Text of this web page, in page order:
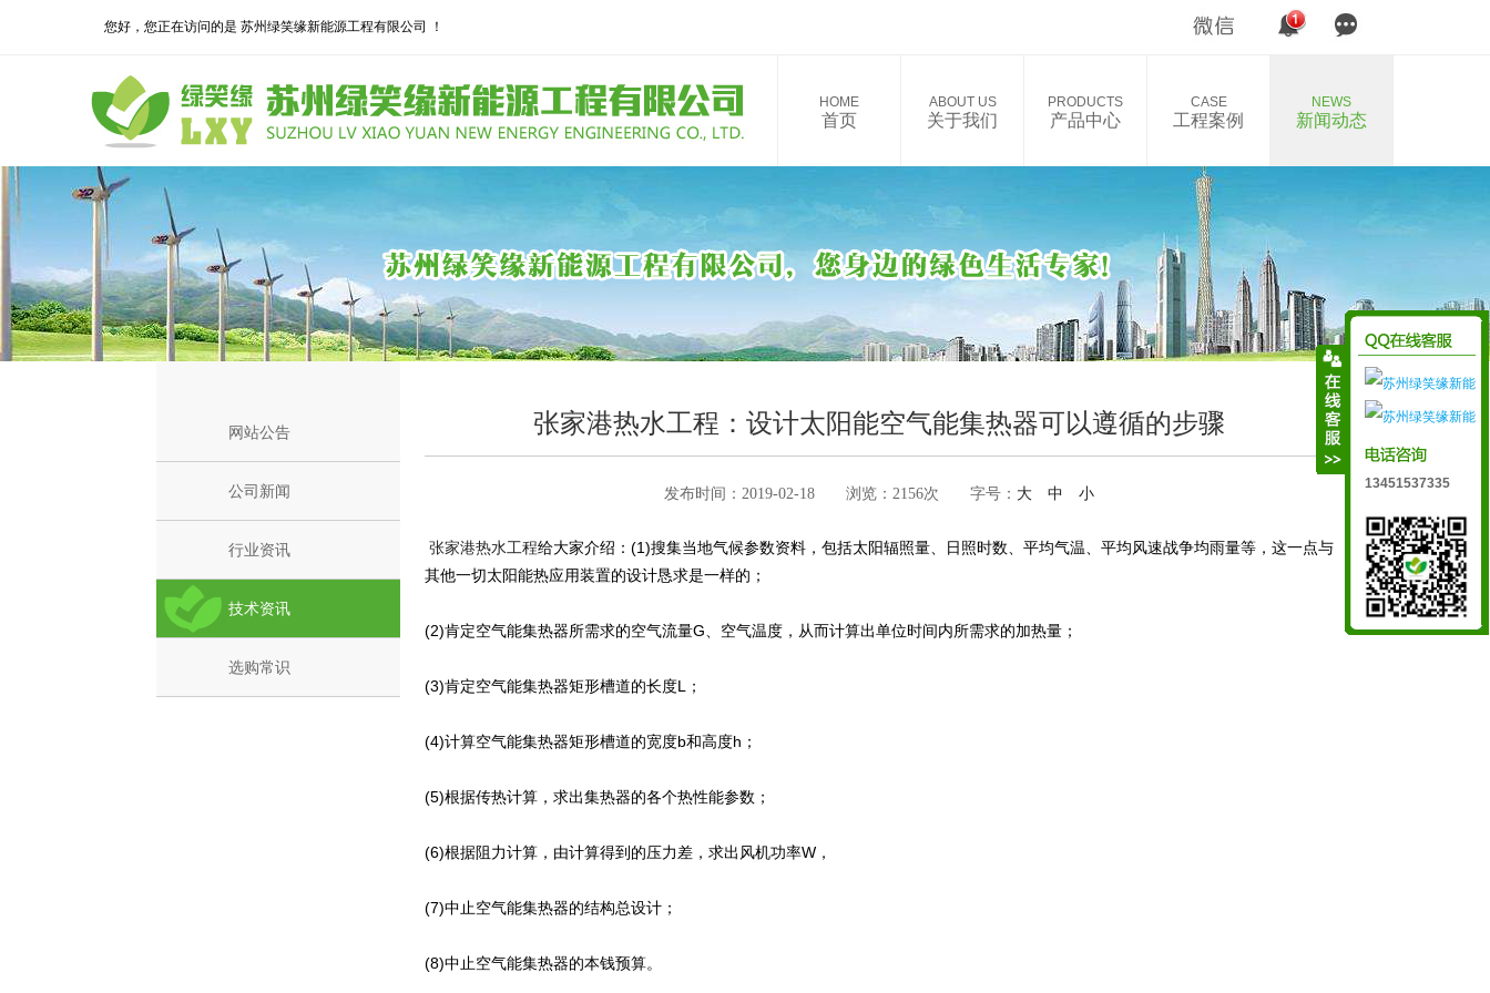
您好，您正在访问的是 苏州绿笑缘新能源工程有限公司 ！
HOME
首页
ABOUT US
关于我们
PRODUCTS
产品中心
CASE
工程案例
NEWS
新闻动态
网站公告
公司新闻
行业资讯
技术资讯
选购常识
张家港热水工程：设计太阳能空气能集热器可以遵循的步骤
发布时间：2019-02-18 浏览：2156次 字号： 大 中 小
张家港热水工程给大家介绍：(1)搜集当地气候参数资料，包括太阳辐照量、日照时数、平均气温、平均风速战争均雨量等，这一点与
其他一切太阳能热应用装置的设计恳求是一样的；
(2)肯定空气能集热器所需求的空气流量G、空气温度，从而计算出单位时间内所需求的加热量；
(3)肯定空气能集热器矩形槽道的长度L；
(4)计算空气能集热器矩形槽道的宽度b和高度h；
(5)根据传热计算，求出集热器的各个热性能参数；
(6)根据阻力计算，由计算得到的压力差，求出风机功率W，
(7)中止空气能集热器的结构总设计；
(8)中止空气能集热器的本钱预算。
13451537335